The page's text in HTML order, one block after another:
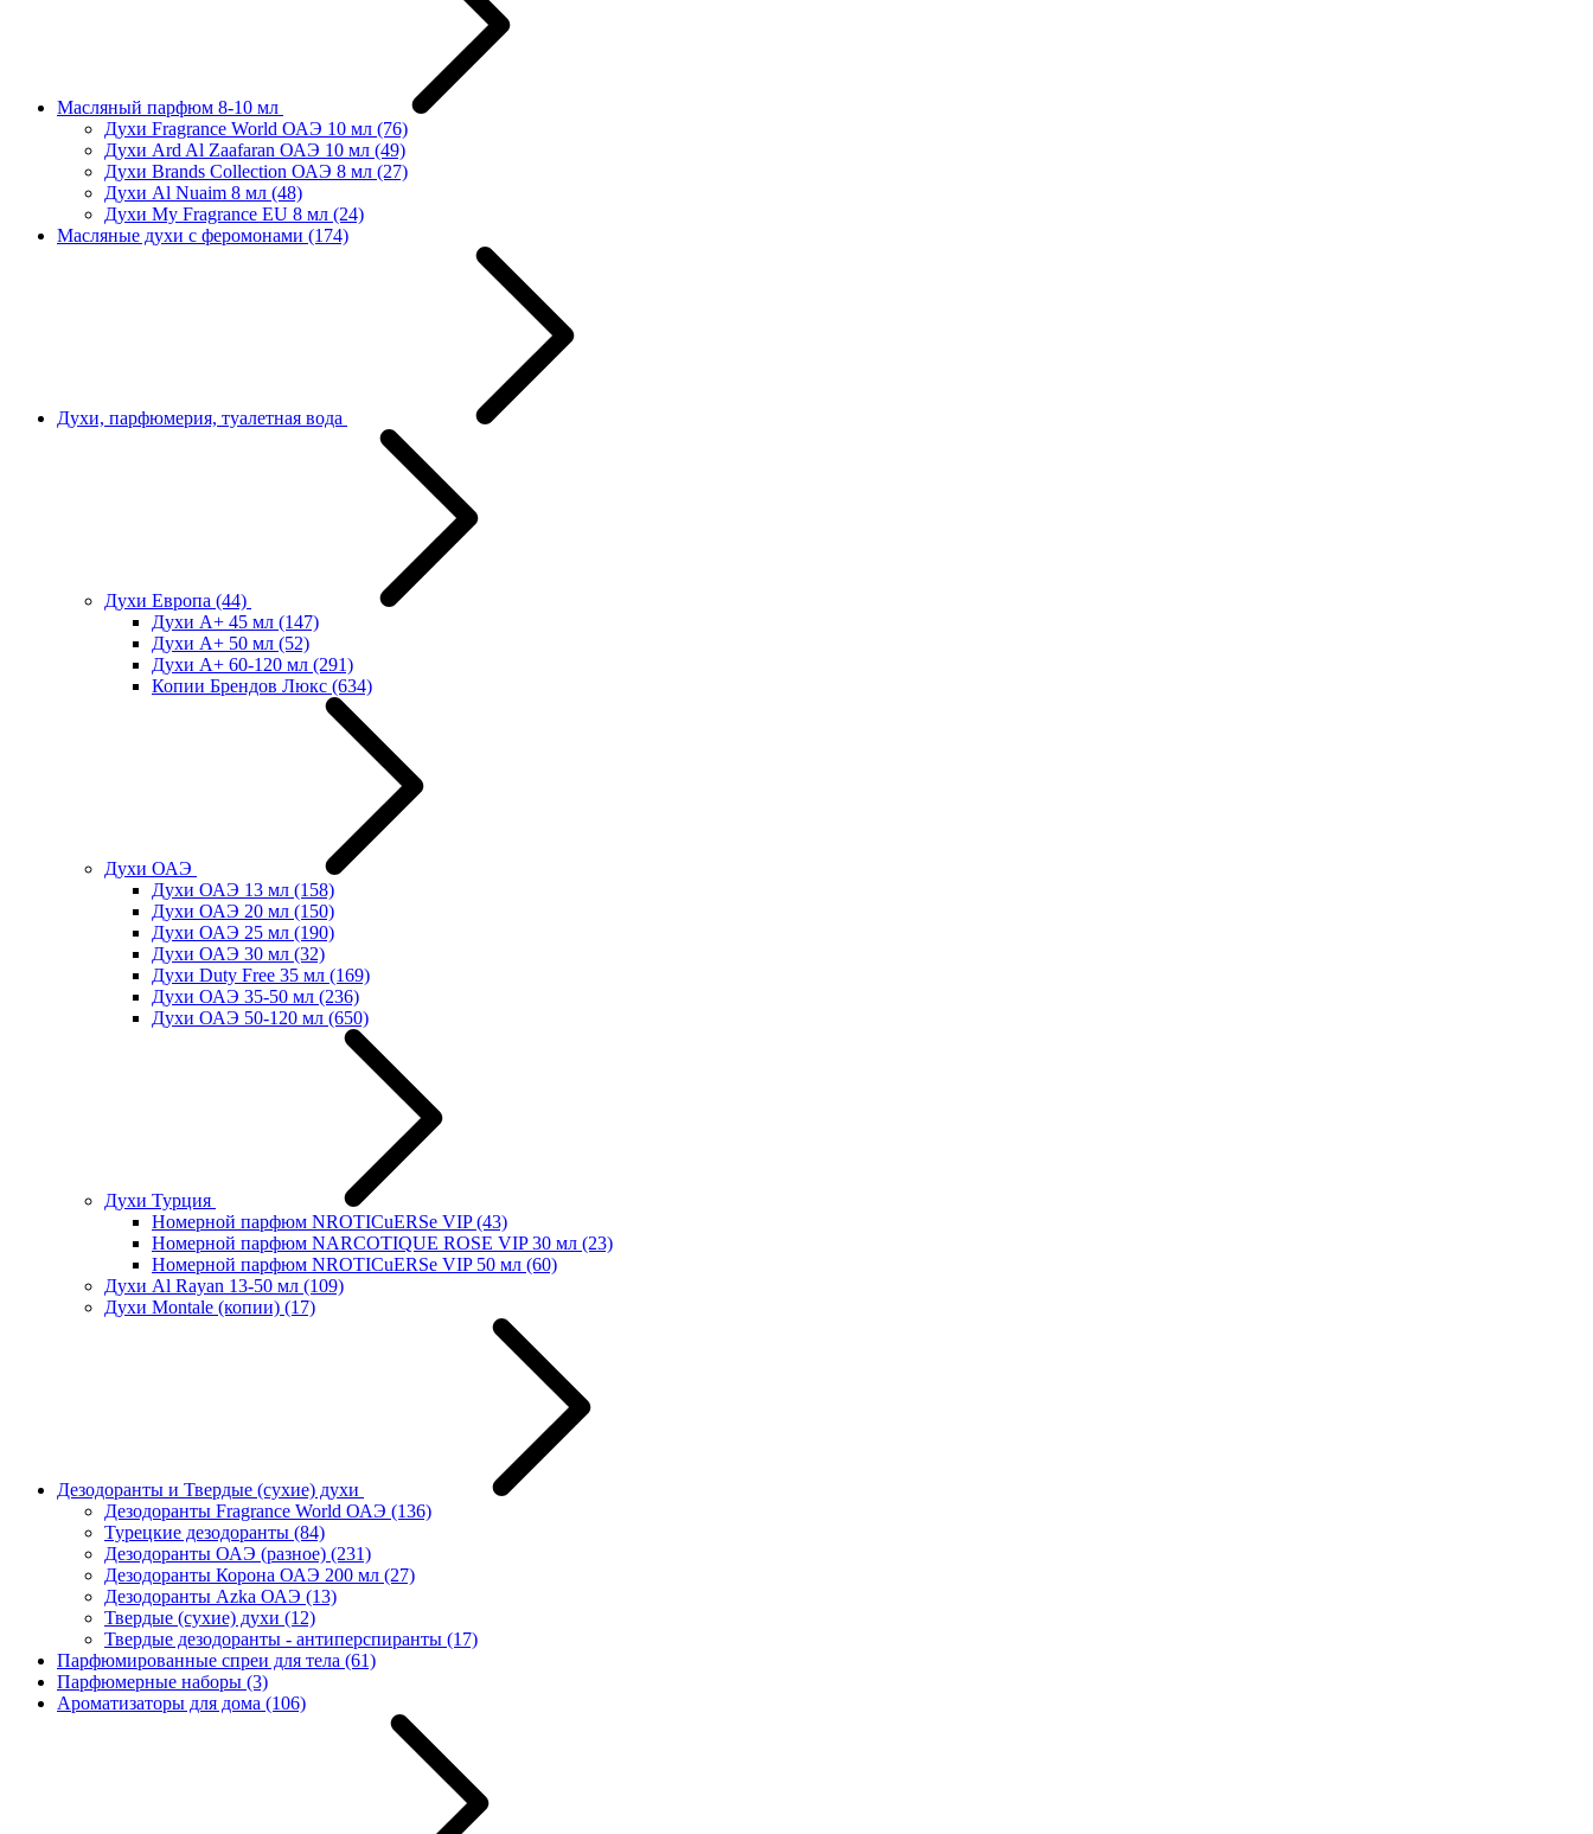
Масляный парфюм 8-10 мл
Духи Fragrance World ОАЭ 10 мл (76)
Духи Ard Al Zaafaran ОАЭ 10 мл (49)
Духи Brands Collection ОАЭ 8 мл (27)
Духи Al Nuaim 8 мл (48)
Духи My Fragrance EU 8 мл (24)
Масляные духи с феромонами (174)
Духи, парфюмерия, туалетная вода
Духи Европа (44)
Духи А+ 45 мл (147)
Духи А+ 50 мл (52)
Духи А+ 60-120 мл (291)
Копии Брендов Люкс (634)
Духи ОАЭ
Духи ОАЭ 13 мл (158)
Духи ОАЭ 20 мл (150)
Духи ОАЭ 25 мл (190)
Духи ОАЭ 30 мл (32)
Духи Duty Free 35 мл (169)
Духи ОАЭ 35-50 мл (236)
Духи ОАЭ 50-120 мл (650)
Духи Турция
Номерной парфюм NROTICuERSe VIP(43)
Номерной парфюм NARCOTIQUE ROSE VIP 30 мл (23)
Номерной парфюм NROTICuERSe VIP 50 мл (60)
Духи Al Rayan 13-50 мл (109)
Духи Montale (копии) (17)
Дезодоранты и Твердые (сухие) духи
Дезодоранты Fragrance World ОАЭ (136)
Турецкие дезодоранты (84)
Дезодоранты ОАЭ (разное) (231)
Дезодоранты Корона ОАЭ 200 мл (27)
Дезодоранты Azka ОАЭ (13)
Твердые (сухие) духи (12)
Твердые дезодоранты - антиперспиранты (17)
Парфюмированные спреи для тела (61)
Парфюмерные наборы (3)
Ароматизаторы для дома (106)